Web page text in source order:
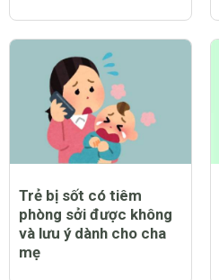
Trẻ bị sốt có tiêm
phòng sởi được không
và lưu ý dành cho cha
mẹ